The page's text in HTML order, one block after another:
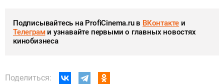
Подписывайтесь на ProfiCinema.ru в ВКонтакте и
Телеграми узнавайте первыми о главных новостях
кинобизнеса
Поделиться: